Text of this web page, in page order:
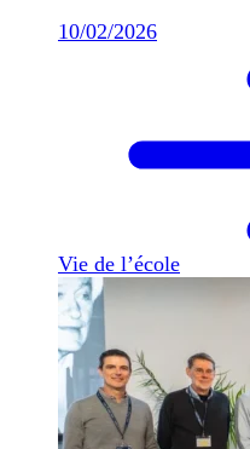
10/02/2026
Vie de l’école